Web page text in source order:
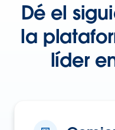
Dé el
la
líder